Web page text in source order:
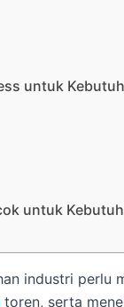
untuk
untuk
industri perlu
toren, serta